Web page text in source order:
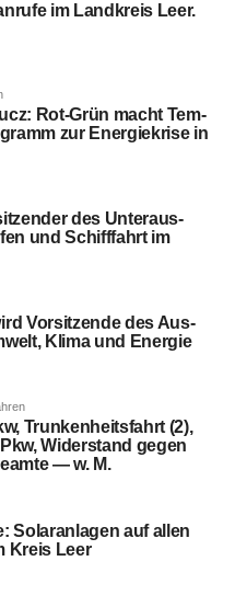
im Land­kreis Leer.
Rot-Grün macht Tem­
zur Ener­gie­kri­se in
des Unter­aus­
und Schiff­fahrt im
Vor­sit­zen­de des Aus­
Kli­ma und Energie
Trun­ken­heits­fahrt (2),
Wider­stand gegen
— w. M.
Solar­an­la­gen auf allen
Kreis Leer